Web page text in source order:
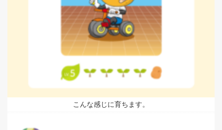
こんな感じに育ちます。